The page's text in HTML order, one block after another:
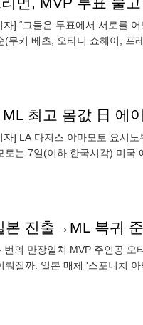
] “그들은 투표에서 서로를
(무키 베츠, 오타니 쇼헤이, 프
최고 몸값 日 에
] LA 다저스 야마모토 요시
토는 7일(이하 한국시각) 미국
번의 만장일치 MVP 주인공
뤄질까. 일본 매체 '스포니치